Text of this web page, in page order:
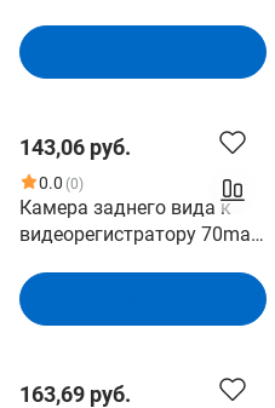
SC200AI,1920*1080,130°,Эк
сплуатационная
143,06 руб.
0.0 (0)
Камера заднего вида к
видеорегистратору 70mai
SC200AI,1920*1080,130°,Эк
сплуатационная
163,69 руб.